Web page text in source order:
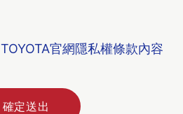
TOYOTA官網隱私權條款內容
確定送出